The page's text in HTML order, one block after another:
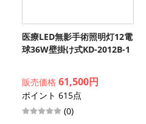
医療LED無影手術照明灯12電
球36W壁掛け式KD-2012B-1
販売価格 61,500円
ポイント 615点
(0)